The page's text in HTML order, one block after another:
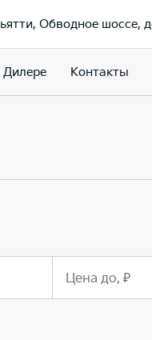
Обводное шоссе,
Контакты
Цена до, ₽